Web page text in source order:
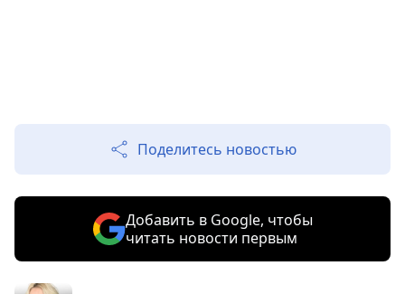
Поделитесь новостью
Добавить в Google, чтобы
читать новости первым